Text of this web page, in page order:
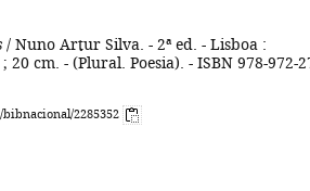
/ Nuno Artur Silva. - 2ª ed. - Lisboa :
cm. - (Plural. Poesia). - ISBN 978-972-
2285352